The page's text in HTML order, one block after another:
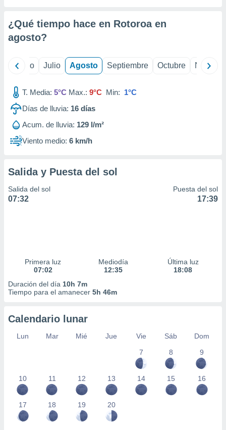
e
mediante
publicidad
publicidad
de
1199
¿Qué tiempo hace en Rotoroa en
agosto?
Junio Julio Agosto Septiembre Octubre
T. Media: 5°C Max.: 9°C Min: 1°C
Días de lluvia: 16 días
Acum. de lluvia: 129 l/m²
Viento medio: 6 km/h
Salida y Puesta del sol
Salida del sol
07:32
Puesta del sol
17:39
Primera luz
07:02
Mediodía
12:35
Última luz
18:08
Duración del día 10h 7m
Tiempo para el amanecer 5h 46m
Calendario lunar
Lun Mar Mié Jue Vie Sáb
Dom
7
8 9
10 11 12 13 14 15 16
17 18 19 20